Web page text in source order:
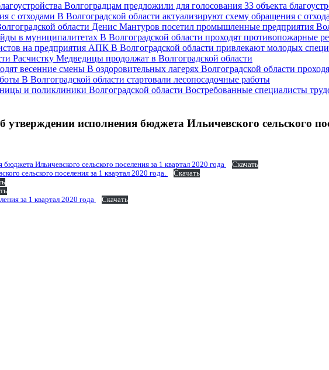
Волгоградцам предложили для голосования 33 объекта
В Волгоградской области актуализируют схему обращения с
Денис Мантуров посетил промышленные предприятия
В Волгоградской области проходят противопожарные
В Волгоградской области привлекают молодых
Расчистку Медведицы продолжат в Волгоградской области
В оздоровительных лагерях Волгоградской области
В Волгоградской области стартовали лесопосадочные работы
Востребованные специалисты
исполнения бюджета Ильичевского сельского
Ильичевского сельского поселения за 1 квартал 2020 года
Скачать
сельского поселения за 1 квартал 2020 года.
Скачать
за 1 квартал 2020 года
Скачать